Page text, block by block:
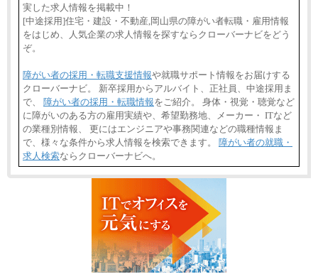
実した求人情報を掲載中！
[中途採用]住宅・建設・不動産,岡山県の障がい者転職・雇用情報
をはじめ、人気企業の求人情報を探すならクローバーナビをどう
ぞ。
障がい者の採用・転職支援情報や就職サポート情報をお届けする
クローバーナビ。 新卒採用からアルバイト、正社員、中途採用ま
で、 障がい者の採用・転職情報をご紹介。 身体・視覚・聴覚など
に障がいのある方の雇用実績や、希望勤務地、メーカー・ ITなど
の業種別情報、 更にはエンジニアや事務関連などの職種情報ま
で、様々な条件から求人情報を検索できます。 障がい者の就職・
求人検索ならクローバーナビへ。